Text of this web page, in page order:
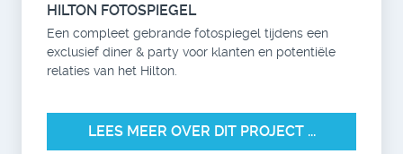
HILTON FOTOSPIEGEL
Een compleet gebrande fotospiegel tijdens een
exclusief diner & party voor klanten en potentiële
relaties van het Hilton.
LEES MEER OVER DIT PROJECT ...